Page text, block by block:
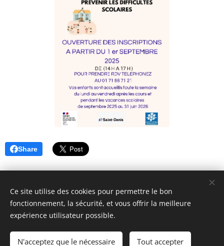
Share
© 2018 ASAFI : 12 Place du Caquet, 93200 Saint-Denis. Tous
Ce site utilise des cookies pour permettre le bon
fonctionnement, la sécurité, et vous offrir la meilleure
expérience utilisateur possible.
N'acceptez que le nécessaire Tout accepter